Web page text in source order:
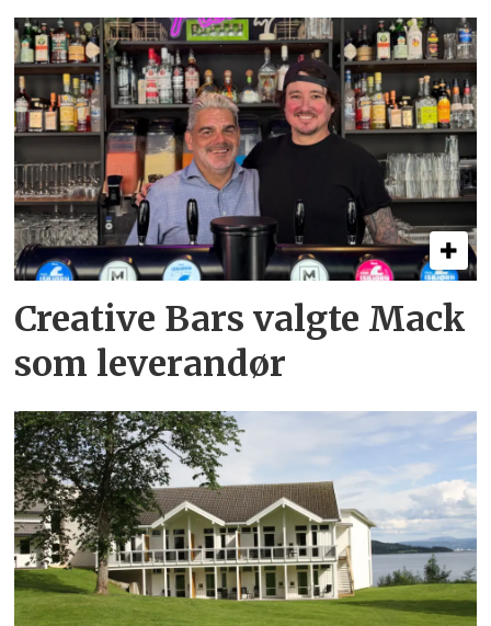
Creative Bars valgte Mack
som leverandør